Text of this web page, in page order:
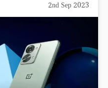
2nd Sep 2023